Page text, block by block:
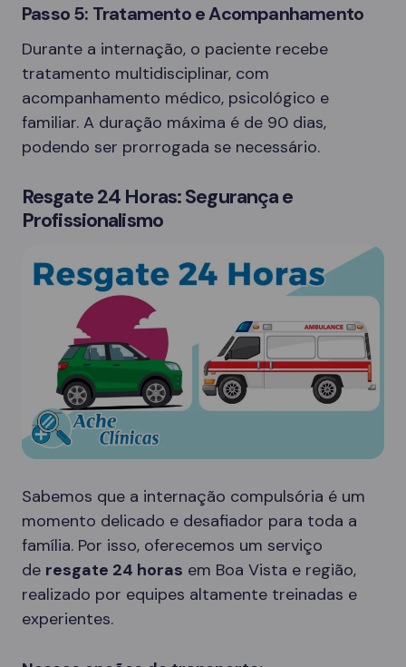
Passo 5: Tratamento e Acompanhamento
Durante a internação, o paciente recebe
tratamento multidisciplinar, com
acompanhamento médico, psicológico e
familiar. A duração máxima é de 90 dias,
podendo ser prorrogada se necessário.
Resgate 24 Horas: Segurança e
Profissionalismo
Sabemos que a internação compulsória é um
momento delicado e desafiador para toda a
família. Por isso, oferecemos um serviço
de resgate 24 horas em Boa Vista e região,
realizado por equipes altamente treinadas e
experientes.